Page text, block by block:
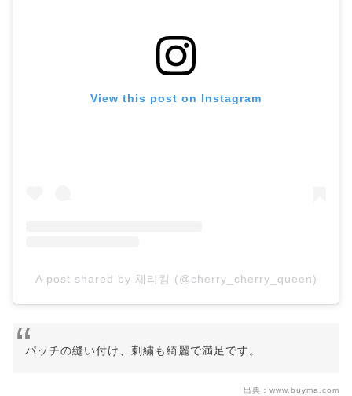
View this post on Instagram
A post shared by 체리킴 (@cherry_cherry_queen)
パッチの縫い付け、刺繍も綺麗で満足です。
出典： www.buyma.com